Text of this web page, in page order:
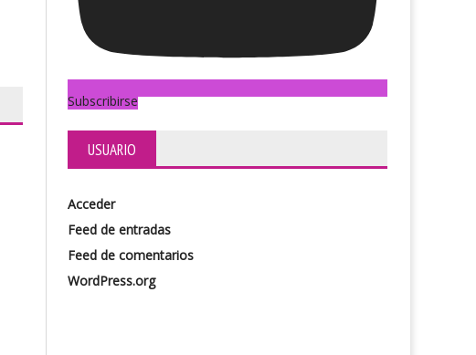
Subscribirse
USUARIO
Acceder
Feed de entradas
Feed de comentarios
WordPress.org